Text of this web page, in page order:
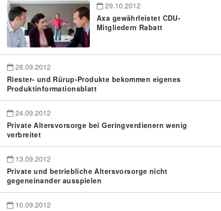
29.10.2012
Axa gewährleistet CDU-
Mitgliedern Rabatt
28.09.2012
Riester- und Rürup-Produkte bekommen eigenes
Produktinformationsblatt
24.09.2012
Private Altersvorsorge bei Geringverdienern wenig
verbreitet
13.09.2012
Private und betriebliche Altersvorsorge nicht
gegeneinander ausspielen
10.09.2012